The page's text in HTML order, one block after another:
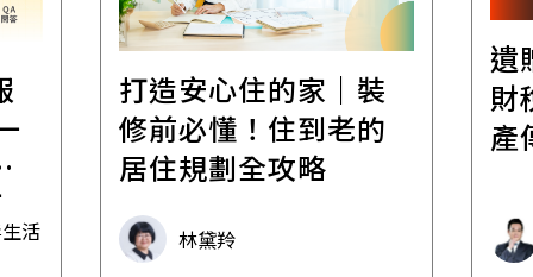
活
打造安心住的家｜裝
修前必懂！住到老的
居住規劃全攻略
林黛羚
遺
財
產